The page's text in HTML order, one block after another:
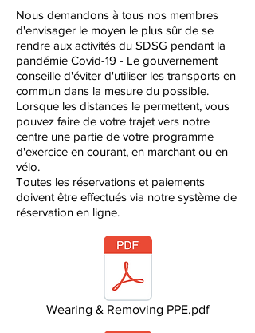
Nous demandons à tous nos membres
d'envisager le moyen le plus sûr de se
rendre aux activités du SDSG pendant la
pandémie Covid-19 - Le gouvernement
conseille d'éviter d'utiliser les transports en
commun dans la mesure du possible.
Lorsque les distances le permettent, vous
pouvez faire de votre trajet vers notre
centre une partie de votre programme
d'exercice en courant, en marchant ou en
vélo.
Toutes les réservations et paiements
doivent être effectués via notre système de
réservation en ligne.
Wearing & Removing PPE.pdf